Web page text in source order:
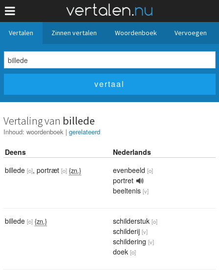
Vertalen Zinnen vertalen Woordenboek Vervoegen
Vertaling van billede
Inhoud: woordenboek | gerelateerd
Deens
Nederlands
billede [o], portræt [o] {zn.} evenbeeld [o]
portret
beeltenis [v]
billede [o] {zn.} schilderstuk [o]
schilderij [v]
schildering [v]
doek [o]